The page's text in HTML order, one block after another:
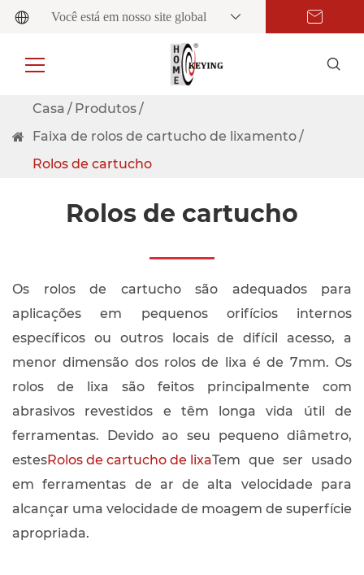
Você está em nosso site global
Casa
Produtos
Faixa de rolos de cartucho de lixamento
Rolos de cartucho
Rolos de cartucho
Os rolos de cartucho são adequados para
aplicações em pequenos orifícios internos
específicos ou outros locais de difícil acesso, a
menor dimensão dos rolos de lixa é de 7mm. Os
rolos de lixa são feitos principalmente com
abrasivos revestidos e têm longa vida útil de
ferramentas. Devido ao seu pequeno diâmetro,
estesRolos de cartucho de lixaTem que ser usado
em ferramentas de ar de alta velocidade para
alcançar uma velocidade de moagem de superfície
apropriada.